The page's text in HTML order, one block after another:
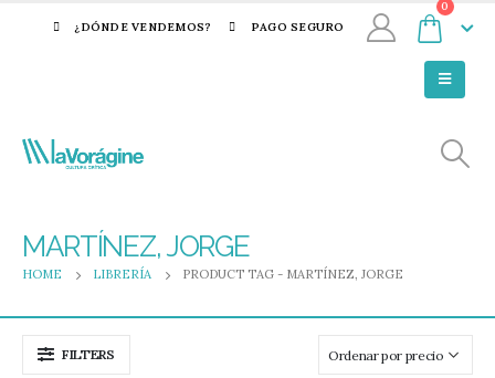
¿DÓNDE VENDEMOS? PAGO SEGURO
0
MARTÍNEZ, JORGE
HOME LIBRERÍA PRODUCT TAG - MARTÍNEZ, JORGE
FILTERS